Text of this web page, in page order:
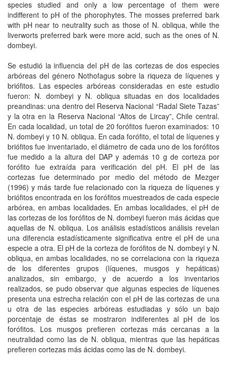
species studied and only a low percentage of them were
indifferent to pH of the phorophytes. The mosses preferred bark
with pH near to neutrality such as those of N. obliqua, while the
liverworts preferred bark were more acid, such as the ones of N.
dombeyi.
Se estudió la influencia del pH de las cortezas de dos especies
arbóreas del género Nothofagus sobre la riqueza de líquenes y
briófitos. Las especies arbóreas consideradas en este estudio
fueron: N. dombeyi y N. obliqua situadas en dos localidades
preandinas: una dentro del Reserva Nacional “Radal Siete Tazas”
y la otra en la Reserva Nacional “Altos de Lircay”, Chile central.
En cada localidad, un total de 20 forófitos fueron examinados: 10
N. dombeyi y 10 N. obliqua. En cada forófito, el total de líquenes y
briófitos fue inventariado, el diámetro de cada uno de los forófitos
fue medido a la altura del DAP y además 10 g de corteza por
forófito fue extraída para verificación del pH. El pH de las
cortezas fue determinado por medio del método de Mezger
(1996) y más tarde fue relacionado con la riqueza de líquenes y
briófitos encontrada en los forófitos muestreados de cada especie
arbórea, en ambas localidades. En ambas localidades, el pH de
las cortezas de los forófitos de N. dombeyi fueron más ácidas que
aquellas de N. obliqua. Los análisis estadísticos análisis revelan
una diferencia estadísticamente significativa entre el pH de una
especie a otra. El pH de la corteza de forófitos de N. dombeyi y N.
obliqua, en ambas localidades, no se correlaciona con la riqueza
de los diferentes grupos (líquenes, musgos y hepáticas)
analizados, sin embargo, y de acuerdo a los inventarios
realizados, se pudo observar que algunas especies de líquenes
presenta una estrecha relación con el pH de las cortezas de una
u otra de las especies arbóreas estudiadas y sólo un bajo
porcentaje de éstas se mostraron indiferentes al pH de los
forófitos. Los musgos prefieren cortezas más cercanas a la
neutralidad como las de N. obliqua, mientras que las hepáticas
prefieren cortezas más ácidas como las de N. dombeyi.